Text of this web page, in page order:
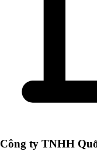
Công ty TNHH